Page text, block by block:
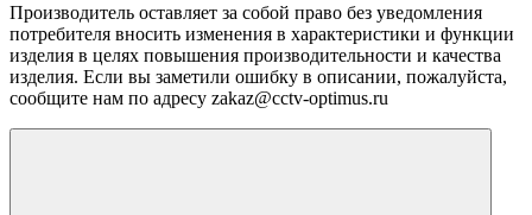
Производитель оставляет за собой право без уведомления
потребителя вносить изменения в характеристики и функции
изделия в целях повышения производительности и качества
изделия. Если вы заметили ошибку в описании, пожалуйста,
сообщите нам по адресу zakaz@cctv-optimus.ru